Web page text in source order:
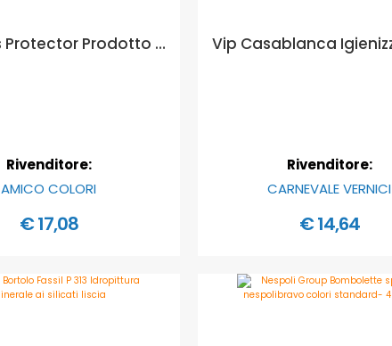
CIR Glass Protector Prodotto a base di particolari fluoropolimeri silanizzati in miscela solvente inerte. - Formato in litri: 250 ml
Rivenditore:
AMICO COLORI
€ 17,08
Rivenditore:
CARNEVALE VERNICI
€ 14,64